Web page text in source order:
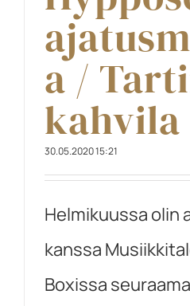
a /
kahvila
30.05.2020 15:21
Helmikuussa olin
kanssa
Boxissa